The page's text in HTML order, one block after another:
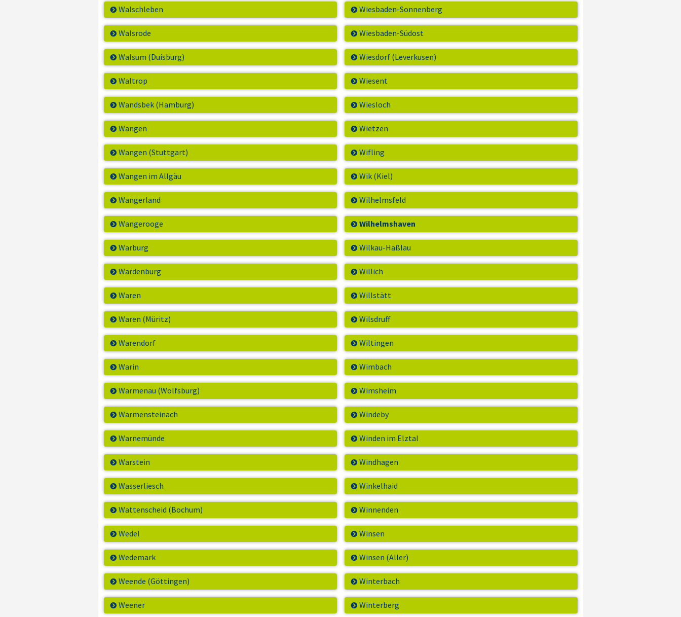
Walschleben
Walsrode
Walsum (Duisburg)
Waltrop
Wandsbek (Hamburg)
Wangen
Wangen (Stuttgart)
Wangen im Allgäu
Wangerland
Wangerooge
Warburg
Wardenburg
Waren
Waren (Müritz)
Warendorf
Warin
Warmenau (Wolfsburg)
Warmensteinach
Warnemünde
Warstein
Wasserliesch
Wattenscheid (Bochum)
Wedel
Wedemark
Weende (Göttingen)
Weener
Wiesbaden-Sonnenberg
Wiesbaden-Südost
Wiesdorf (Leverkusen)
Wiesent
Wiesloch
Wietzen
Wifling
Wik (Kiel)
Wilhelmsfeld
Wilhelmshaven
Wilkau-Haßlau
Willich
Willstätt
Wilsdruff
Wiltingen
Wimbach
Wimsheim
Windeby
Winden im Elztal
Windhagen
Winkelhaid
Winnenden
Winsen
Winsen (Aller)
Winterbach
Winterberg